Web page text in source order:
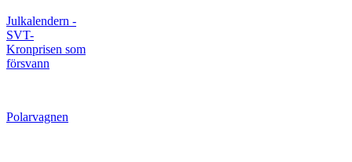
Julkalendern -
SVT-
Kronprisen som
försvann
Polarvagnen